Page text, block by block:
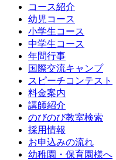
コース紹介
幼児コース
小学生コース
中学生コース
年間行事
国際交流キャンプ
スピーチコンテスト
料金案内
講師紹介
のびのび教室検索
採用情報
お申込みの流れ
幼稚園・保育園様へ